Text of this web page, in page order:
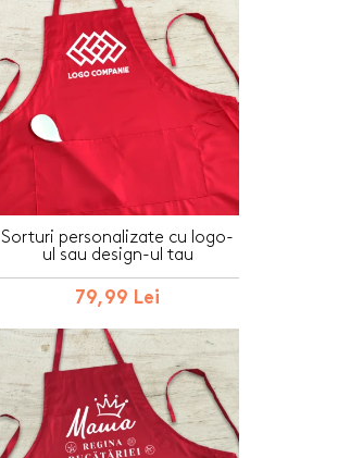
Sorturi personalizate cu logo-
ul sau design-ul tau
79,99 Lei